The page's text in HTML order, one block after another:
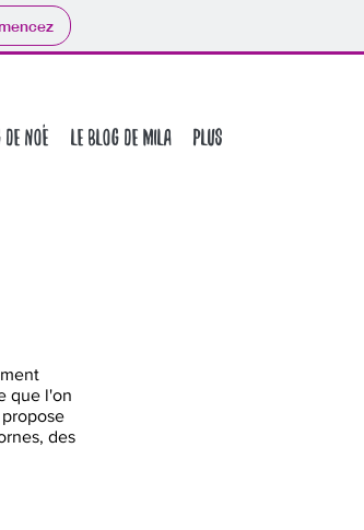
Noé Le Blog de Mila Plus
que l'on
des